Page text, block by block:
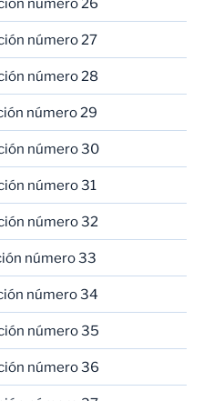
número 26
número 27
número 28
número 29
número 30
número 31
número 32
número 33
número 34
número 35
número 36